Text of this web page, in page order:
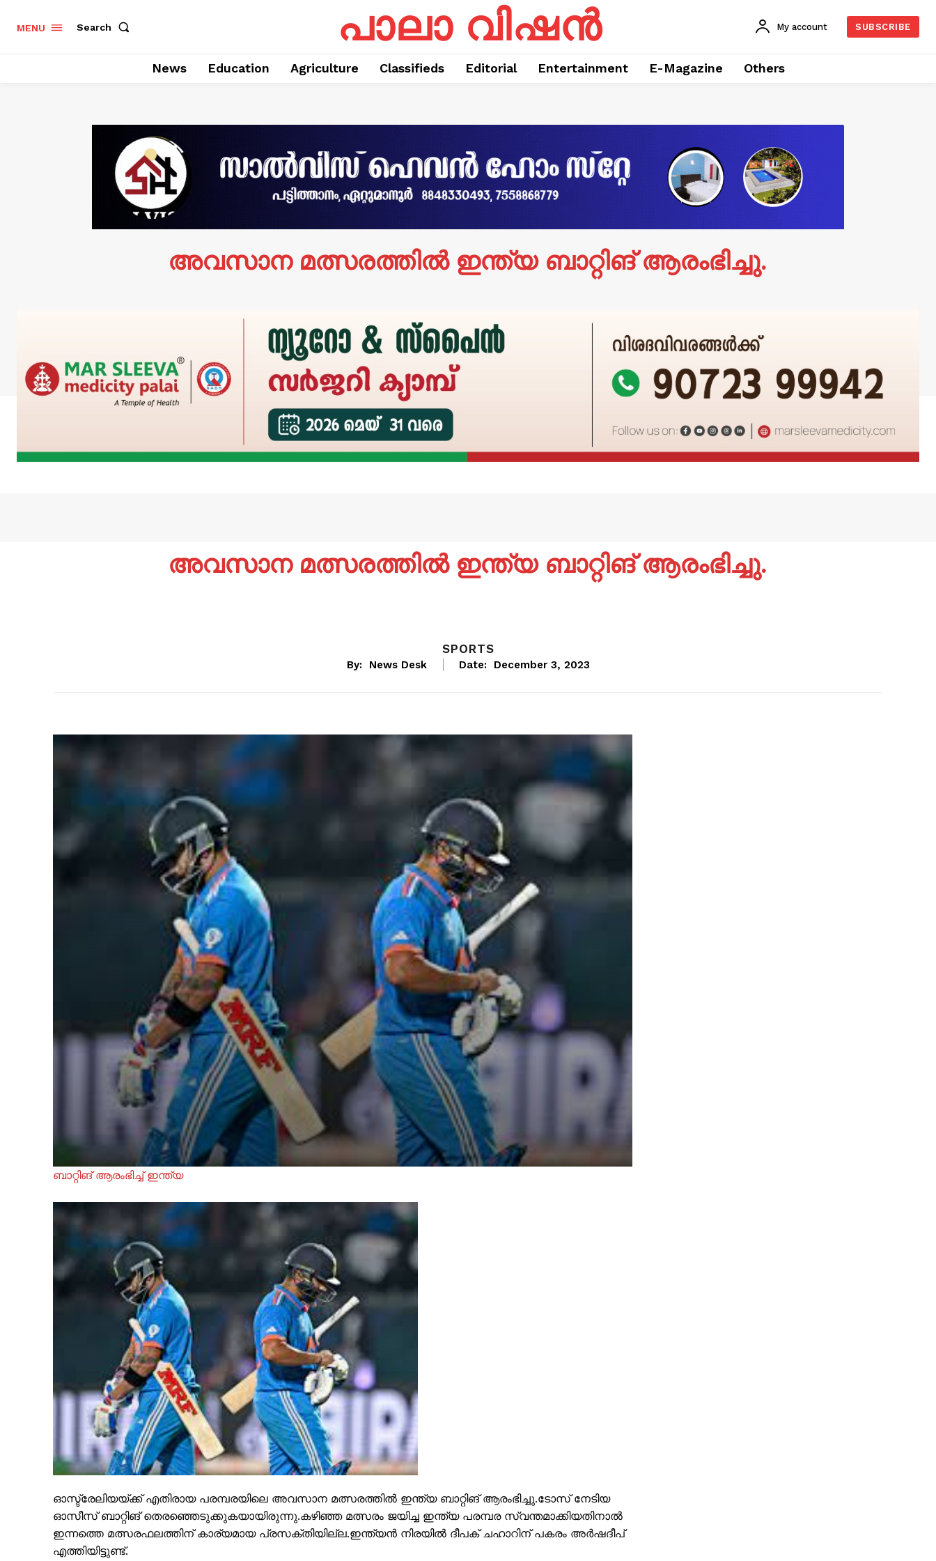
PALA VISION
PALA VISION
About
MENU Search പാലാ വിഷൻ My account SUBSCRIBE
News Education Agriculture Classifieds Editorial Entertainment E-Magazine Others
അവസാന മത്സരത്തിൽ ഇന്ത്യ ബാറ്റിങ് ആരംഭിച്ചു.
അവസാന മത്സരത്തിൽ ഇന്ത്യ ബാറ്റിങ് ആരംഭിച്ചു.
SPORTS
By: News Desk Date: December 3, 2023
ബാറ്റിങ് ആരംഭിച്ച് ഇന്ത്യ
ഓസ്ട്രേലിയയ്ക്ക് എതിരായ പരമ്പരയിലെ അവസാന മത്സരത്തിൽ ഇന്ത്യ ബാറ്റിങ് ആരംഭിച്ചു.ടോസ് നേടിയ
ഓസീസ് ബാറ്റിങ് തെരഞ്ഞെടുക്കുകയായിരുന്നു.കഴിഞ്ഞ മത്സരം ജയിച്ച ഇന്ത്യ പരമ്പര സ്വന്തമാക്കിയതിനാൽ
ഇന്നത്തെ മത്സരഫലത്തിന് കാര്യമായ പ്രസക്തിയില്ല.ഇന്ത്യൻ നിരയിൽ ദീപക് ചഹാറിന് പകരം അർഷദീപ്
എത്തിയിട്ടുണ്ട്.